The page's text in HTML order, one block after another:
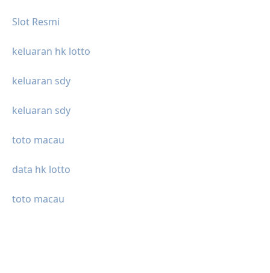
Slot Resmi
keluaran hk lotto
keluaran sdy
keluaran sdy
toto macau
data hk lotto
toto macau